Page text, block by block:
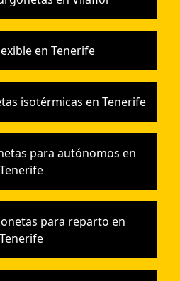
en Tenerife
isotérmicas en Tenerife
para autónomos en
Tenerife
para reparto en
Tenerife